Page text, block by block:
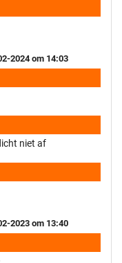
2024 om 14:03
niet af
2023 om 13:40